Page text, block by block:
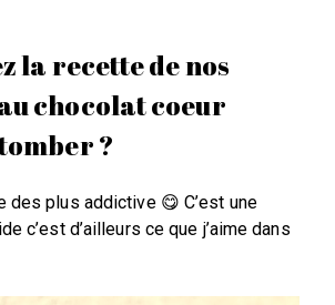
la recette de nos
chocolat coeur
?
des plus addictive 😋 C’est une
c’est d’ailleurs ce que j’aime dans